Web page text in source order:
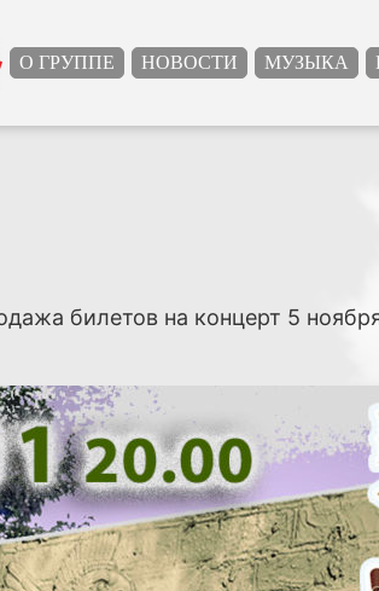
О ГРУППЕ НОВОСТИ МУЗЫКА
билетов на концерт 5